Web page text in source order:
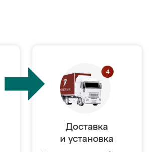
Доставка
и установка